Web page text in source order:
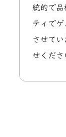
統的で
ティで
させて
せくださ